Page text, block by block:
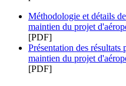
Méthodologie et détails
maintien du projet
[PDF]
Présentation des
maintien du projet
[PDF]